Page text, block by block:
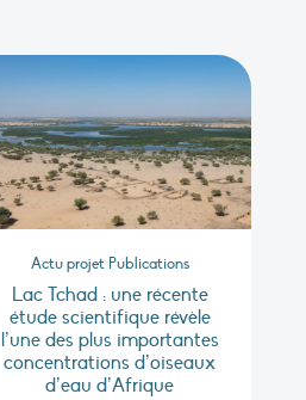
Actu projet Publications
Lac Tchad : une récente
étude scientifique révèle
l’une des plus importantes
concentrations d’oiseaux
d’eau d’Afrique